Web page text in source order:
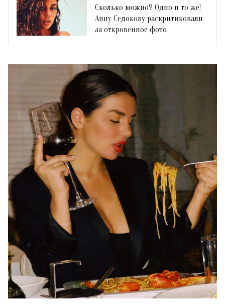
Сколько можно? Одно и то же!
Анну Седокову раскритиковали
за откровенное фото